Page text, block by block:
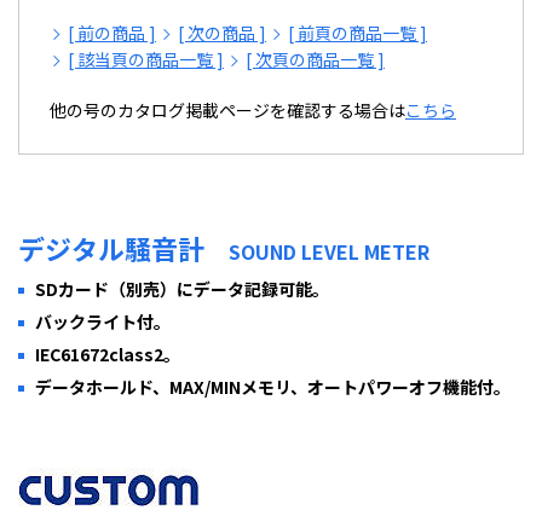
[ 前の商品 ] [ 次の商品 ]
[ 前頁の商品一覧 ]
[ 該当頁の商品一覧 ]
[ 次頁の商品一覧 ]
他の号のカタログ掲載ページを確認する場合はこちら
デジタル騒音計 SOUND LEVEL METER
SDカード（別売）にデータ記録可能。
バックライト付。
IEC61672class2。
データホールド、MAX/MINメモリ、オートパワーオフ機能付。